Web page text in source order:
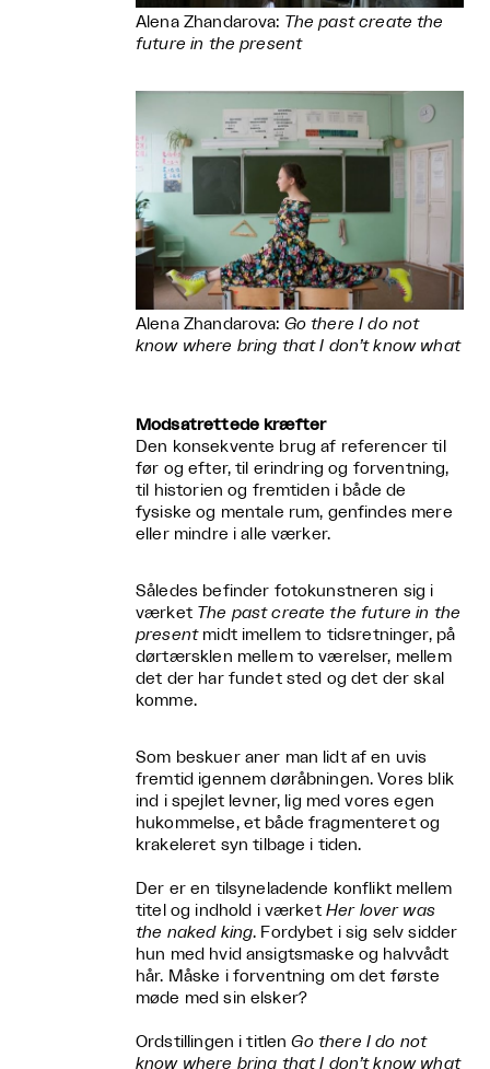
Alena Zhandarova: The past create the
future in the present
Alena Zhandarova: Go there I do not
know where bring that I don’t know what
Modsatrettede kræfter
Den konsekvente brug af referencer til
før og efter, til erindring og forventning,
til historien og fremtiden i både de
fysiske og mentale rum, genfindes mere
eller mindre i alle værker.
Således befinder fotokunstneren sig i
værket The past create the future in the
presentmidt imellem to tidsretninger, på
dørtærsklen mellem to værelser, mellem
det der har fundet sted og det der skal
komme.
Som beskuer aner man lidt af en uvis
fremtid igennem døråbningen. Vores blik
ind i spejlet levner, lig med vores egen
hukommelse, et både fragmenteret og
krakeleret syn tilbage i tiden.
Der er en tilsyneladende konflikt mellem
titel og indhold i værket Her lover was
the naked king. Fordybet i sig selv sidder
hun med hvid ansigtsmaske og halvvådt
hår. Måske i forventning om det første
møde med sin elsker?
Ordstillingen i titlenGo there I do not
know where bring that I don’t know what